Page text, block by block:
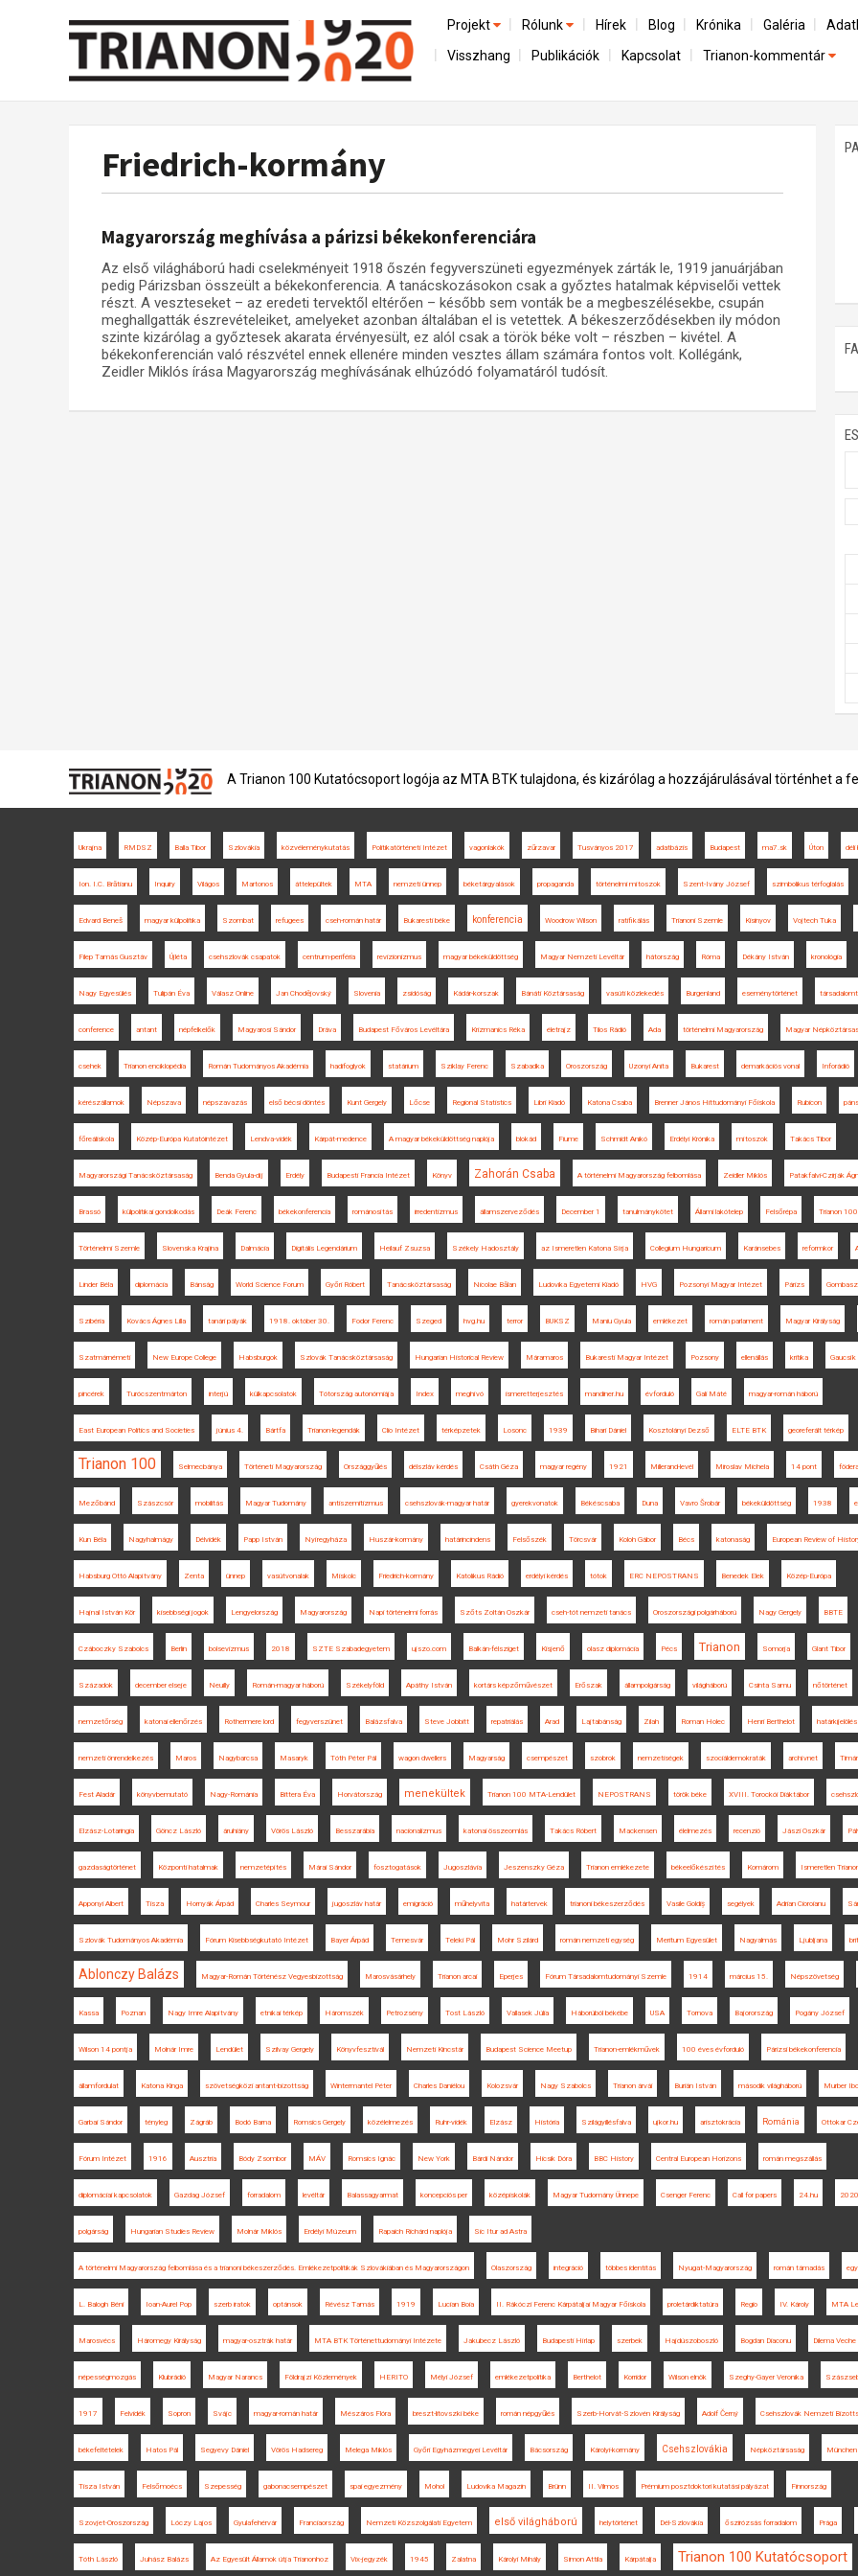
Projekt
Előzmények
Az összeomlás és a magyar társadalom
Utókor és emlékezet
Rólunk
A kutatócsoport működéséről
Hírek Blog Krónika Galéria
Visszhang Publikációk Kapcsolat Trianon-kommentár
Friedrich-kormány
Magyarország meghívása a párizsi békekonferenciára
Az első világháború hadi cselekményeit 1918 őszén fegyverszüneti egyezmények zárták le, 1919 januárjában
pedig Párizsban összeült a békekonferencia. A tanácskozásokon csak a győztes hatalmak képviselői vettek
részt. A veszteseket – az eredeti tervektől eltérően – később sem vonták be a megbeszélésekbe, csupán
meghallgatták észrevételeiket, amelyeket azonban általában el is vetettek. A békeszerződésekben ily módon
szinte kizárólag a győztesek akarata érvényesült, ez alól csak a török béke volt – részben – kivétel. A
békekonferencián való részvétel ennek ellenére minden vesztes állam számára fontos volt. Kollégánk,
Zeidler Miklós írása Magyarország meghívásának elhúzódó folyamatáról tudósít.
A Trianon 100 Kutatócsoport logója az MTA BTK tulajdona, és kizárólag a hozzájárulásával történhet a
Ukrajna RMDSZ Balla Tibor Szlovákia közvéleménykutatás Politikatörténeti Intézet vagonlakók zűrzavar Tusványos 2017 adatbázis Budapest ma7.sk Úton déli
Ion. I.C. Brătianu Inquiry Világos Martonos áttelepültek MTA nemzeti ünnep béketárgyalások propaganda történelmi mítoszok Szent-Ivány József szimbolikus térfoglalás
Edvard Beneš magyar külpolitika Szombat refugees cseh-román határ Bukaresti béke konferencia Woodrow Wilson ratifikálás Trianoni Szemle Kisinyov Vojtech Tuka
Filep Tamás Gusztáv Újléta csehszlovák csapatok centrum-periféria revizionizmus magyar békeküldöttség Magyar Nemzeti Levéltár hátország Róma Dékány István kronológia
Nagy Egyesülés Tulipán Éva Válasz Online Jan Chodějovský Slovenia zsidóság Kádár-korszak Bánáti Köztársaság vasúti közlekedés Burgenland eseménytörténet
conference antant népfelkelők Magyarosi Sándor Dráva Budapest Főváros Levéltára Krizmanics Réka életrajz Tilos Rádió Ada történelmi Magyarország Magyar
csehek Trianon enciklopédia Román Tudományos Akadémia hadifoglyok statárium Sziklay Ferenc Szabadka Oroszország Uzonyi Anita Bukarest demarkációs vonal Inforádió
kérészállamok Népszava népszavazás első bécsi döntés Kunt Gergely Lőcse Regional Statistics Libri Kiadó Katona Csaba Brenner János Hittudományi Főiskola Rubicon
főreáliskola Közép-Európa Kutatóintézet Lendva-vidék Kárpát-medence A magyar békeküldöttség naplója blokád Fiume Schmidt Anikó Erdélyi Krónika mítoszok Takács Tibor
Magyarországi Tanácsköztársaság Benda Gyula-díj Erdély Budapesti Francia Intézet Könyv Zahorán Csaba A történelmi Magyarország felbomlása Zeidler Miklós Patakfalvi-Czirják
Brassó külpolitikai gondolkodás Deák Ferenc békekonferencia románosítás irredentizmus államszerveződés December 1 tanulmánykötet Állami lakótelep Felsőrépa Trianon
Történelmi Szemle Slovenska Krajina Dalmácia Digitális Legendárium Heilauf Zsuzsa Székely Hadosztály az Ismeretlen Katona Sírja Collegium Hungaricum Karánsebes reformkor
Linder Béla diplomácia Bánság World Science Forum Győri Róbert Tanácsköztársaság Nicolae Bălan Ludovika Egyetemi Kiadó HVG Pozsonyi Magyar Intézet Párizs
Szibéria Kovács Ágnes Lilla tanári pályák 1918. október 30. Fodor Ferenc Szeged hvg.hu terror BUKSZ Maniu Gyula emlékezet román parlament Magyar Királyság
Szatmárnémeti New Europe College Habsburgok Szlovák Tanácsköztársaság Hungarian Historical Review Máramaros Bukaresti Magyar Intézet Pozsony ellenállás kritika
pincérek Turócszentmárton interjú külkapcsolatok Tótország autonómiája Index meghívó ismeretterjesztés mandiner.hu évforduló Gali Máté magyar-román háború
East European Politics and Societies június 4. Bártfa Trianon-legendák Clio Intézet térképzetek Losonc 1939 Bihari Dániel Kosztolányi Dezső ELTE BTK georeferált térkép
Trianon 100 Selmecbánya Történeti Magyarország Országgyűlés délszláv kérdés Csáth Géza magyar regény 1921 Millerand-levél Miroslav Michela 14 pont
Mezőbánd Szászcsór mobilitás Magyar Tudomány antiszemitizmus csehszlovák-magyar határ gyerekvonatok Békéscsaba Duna Vavro Šrobár békeküldöttség 1938
Kun Béla Nagyhalmágy Délvidék Papp István Nyíregyháza Huszár-kormány határincindens Felsőszék Törcsvár Koloh Gábor Bécs katonaság European Review of
Habsburg Ottó Alapítvány Zenta ünnep vasútvonalak Miskolc Friedrich-kormány Katolikus Rádió erdélyi kérdés tótok ERC NEPOSTRANS Benedek Elek Közép-Európa
Hajnal István Kör kisebbségi jogok Lengyelország Magyarország Napi történelmi forrás Szőts Zoltán Oszkár cseh-tót nemzeti tanács Oroszországi polgárháború Nagy Gergely BBTE
Czáboczky Szabolcs Berlin bolsevizmus 2018 SZTE Szabadegyetem ujszo.com Balkán-félsziget Kisjenő olasz diplomácia Pécs Trianon Somorja Glant Tibor
Századok december elseje Neuilly Román-magyar háború Székelyföld Apáthy István kortárs képzőművészet Erőszak állampolgárság világháború Csinta Samu nőtörténet
nemzetőrség katonai ellenőrzés Rothermere lord fegyverszünet Balázsfalva Steve Jobbitt repatriálás Arad Lajtabánság Zilah Roman Holec Henri Berthelot határkijelölés
nemzeti önrendelkezés Maros Nagybarcsa Masaryk Tóth Péter Pál wagon dwellers Magyarság csempészet szobrok nemzetiségek szociáldemokraták archívnet
Fest Aladár könyvbemutató Nagy-Románia Bittera Éva Horvátország menekültek Trianon 100 MTA-Lendület NEPOSTRANS török béke XVIII. Torockói Diáktábor
Elzász-Lotaringia Göncz László áruhiány Vörös László Besszarábia nacionalizmus katonai összeomlás Takács Róbert Mackensen élelmezés recenzió Jászi Oszkár
gazdaságtörténet Központi hatalmak nemzetépítés Márai Sándor fosztogatások Jugoszlávia Jeszenszky Géza Trianon emlékezete békeelőkészítés Komárom Ismeretlen
Apponyi Albert Tisza Hornyák Árpád Charles Seymour jugoszláv határ emigráció műhelyvita határtervek trianoni békeszerződés Vasile Goldiș segélyek Adrian Cioroianu
Szlovák Tudományos Akadémia Fórum Kisebbségkutató Intézet Bayer Árpád Temesvár Teleki Pál Mohr Szilárd román nemzeti egység Meritum Egyesület Nagyalmás Ljubljana
Ablonczy Balázs Magyar-Román Történész Vegyesbizottság Marosvásárhely Trianon arcai Eperjes Fórum Társadalomtudományi Szemle 1914 március 15. Népszövetség
Kassa Poznan Nagy Imre Alapítvány etnikai térkép Háromszék Petrozsény Tost László Vallasek Júlia Háborúból békébe USA Tornova Bajorország Pogány József
Wilson 14 pontja Molnár Imre Lendület Szilvay Gergely Könyvfesztivál Nemzeti Kincstár Budapest Science Meetup Trianon-emlékművek 100 éves évforduló Párizsi békekonferencia
államfordulat Katona Kinga szövetségközi antant-bizottság Wintermantel Péter Charles Daniélou Kolozsvár Nagy Szabolcs Trianon árvái Burián István második világháború Murber
Garbai Sándor tényleg Zágráb Bodó Barna Romsics Gergely közélelmezés Ruhr-vidék Elzász História Szilágyillésfalva ujkor.hu arisztokrácia Románia Ottokar
Fórum Intézet 1916 Ausztria Bódy Zsombor MÁV Romsics Ignác New York Bárdi Nándor Hicsik Dóra BBC History Central European Horizons román megszállás
diplomáciai kapcsolatok Gazdag József forradalom levéltár Balassagyarmat koncepciós per középiskolák Magyar Tudomány Ünnepe Csenger Ferenc Call for papers 24.hu 2020
polgárság Hungarian Studies Review Molnár Miklós Erdélyi Múzeum Rapaich Richárd naplója Sic Itur ad Astra
A történelmi Magyarország felbomlása és a trianoni békeszerződés. Emlékezetpolitikák Szlovákiában és Magyarországon Olaszország integráció többes identitás Nyugat-Magyarország román támadás
L. Balogh Béni Ioan-Aurel Pop szerb iratok optánsok Révész Tamás 1919 Lucian Boia II. Rákóczi Ferenc Kárpátaljai Magyar Főiskola proletárdiktatúra Regio IV. Károly MTA
Marosvécs Háromegy Királyság magyar-osztrák határ MTA BTK Történettudományi Intézete Jakubecz László Budapesti Hírlap szerbek Hajdúszoboszló Bogdan Diaconu Dilema Veche
népességmozgás Klubrádió Magyar Narancs Földrajzi Közlemények HERITO Mélyi József emlékezetpolitika Berthelot Korridor Wilson elnök Szeghy-Gayer Veronika
1917 Felvidék Sopron Svájc magyar-román határ Mészáros Flóra breszt-litovszki béke román népgyűlés Szerb-Horvát-Szlovén Királyság Adolf Černý Csehszlovák Nemzeti
békefeltételek Hatos Pál Segyevy Dániel Vörös Hadsereg Melega Miklós Győri Egyházmegyei Levéltár Bácsország Károlyi-kormány Csehszlovákia Népköztársaság München
Tisza István Felsőmoécs Szepesség gabonacsempészet spai egyezmény Mohol Ludovika Magazin Brünn II. Vilmos Prémium posztdoktori kutatási pályázat Finnország
Szovjet-Oroszország Lóczy Lajos Gyulafehérvár Franciaország Nemzeti Közszolgálati Egyetem első világháború helytörténet Dél-Szlovákia őszirózsás forradalom Prága
Tóth László Juhász Balázs Az Egyesült Államok útja Trianonhoz Vix-jegyzék 1945 Zalatna Károlyi Mihály Simon Attila Kárpátalja Trianon 100 Kutatócsoport